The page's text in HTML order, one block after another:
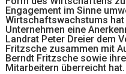
Engagement im Sinne
Wirtschaftswachstums
Unternehmen eine
Landrat Peter Dreier dem
Fritzsche zusammen mit
Berndt Fritzsche sowie
Mitarbeitern überreicht hat.